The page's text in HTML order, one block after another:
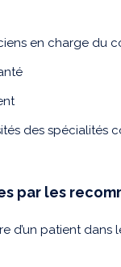
en charge du
des spécialités
par les
d’un patient dans